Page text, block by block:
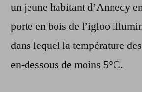
un jeune habitant d’Annecy
porte en bois de l’igloo
dans lequel la température
en-dessous de moins 5°C.